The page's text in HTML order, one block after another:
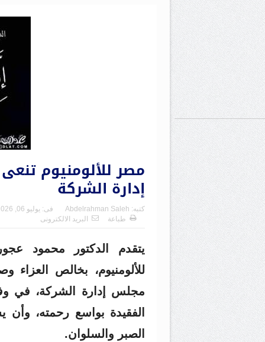
مصر للألومنيوم
إدارة الشركة
كتبه: Abdelrahman Saleh فى: يوليو 06, 2026
طباعة
البريد الالكترونى
يتقدم الدكتور محمود
للألومنيوم، بخالص
مجلس إدارة الشركة، في
الفقيدة بواسع رحمته، وأن
الصبر والسلوان.